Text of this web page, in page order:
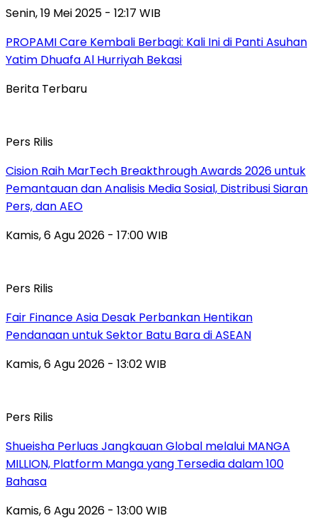
Senin, 19 Mei 2025 - 12:17 WIB
PROPAMI Care Kembali Berbagi: Kali Ini di Panti Asuhan
Yatim Dhuafa Al Hurriyah Bekasi
Berita Terbaru
Pers Rilis
Cision Raih MarTech Breakthrough Awards 2026 untuk
Pemantauan dan Analisis Media Sosial, Distribusi Siaran
Pers, dan AEO
Kamis, 6 Agu 2026 - 17:00 WIB
Pers Rilis
Fair Finance Asia Desak Perbankan Hentikan
Pendanaan untuk Sektor Batu Bara di ASEAN
Kamis, 6 Agu 2026 - 13:02 WIB
Pers Rilis
Shueisha Perluas Jangkauan Global melalui MANGA
MILLION, Platform Manga yang Tersedia dalam 100
Bahasa
Kamis, 6 Agu 2026 - 13:00 WIB